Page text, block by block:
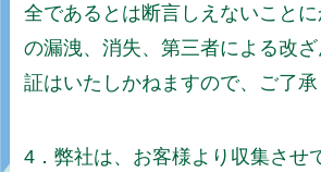
全であるとは断言しえないこと
の漏洩、消失、第三者による改
証はいたしかねますので、ご了承
4．弊社は、お客様より収集させ